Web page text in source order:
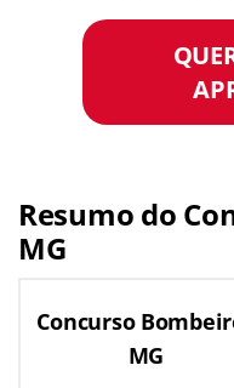
Resumo do
MG
Concurso
MG